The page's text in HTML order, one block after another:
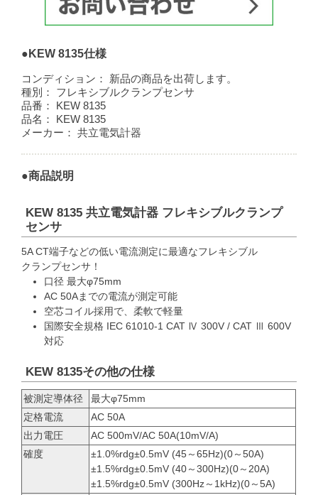
●KEW 8135仕様
コンディション：
新品の商品を出荷します。
種別：
フレキシブルクランプセンサ
品番：
KEW 8135
品名：
KEW 8135
メーカー：
共立電気計器
●商品説明
KEW 8135 共立電気計器 フレキシブルクランプ
センサ
5A CT端子などの低い電流測定に最適なフレキシブル
クランプセンサ！
口径 最大φ75mm
AC 50Aまでの電流が測定可能
空芯コイル採用で、柔軟で軽量
国際安全規格 IEC 61010-1 CAT Ⅳ 300V / CAT Ⅲ 600V
対応
KEW 8135その他の仕様
被測定導体径
最大φ75mm
定格電流
AC 50A
出力電圧
AC 500mV/AC 50A(10mV/A)
確度
±1.0%rdg±0.5mV (45～65Hz)(0～50A)
±1.5%rdg±0.5mV (40～300Hz)(0～20A)
±1.5%rdg±0.5mV (300Hz～1kHz)(0～5A)